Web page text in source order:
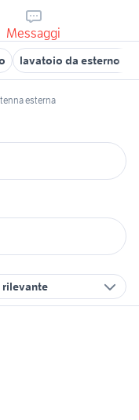
Messaggi
lavatoio da esterno
esterna
rilevante